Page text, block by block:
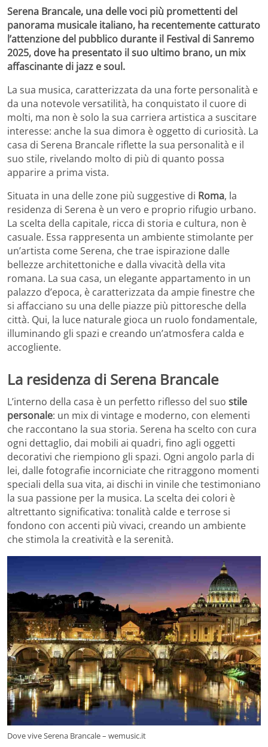
Serena Brancale, una delle voci più promettenti del
panorama musicale italiano, ha recentemente catturato
l’attenzione del pubblico durante il Festival di Sanremo
2025, dove ha presentato il suo ultimo brano, un mix
affascinante di jazz e soul.
La sua musica, caratterizzata da una forte personalità e
da una notevole versatilità, ha conquistato il cuore di
molti, ma non è solo la sua carriera artistica a suscitare
interesse: anche la sua dimora è oggetto di curiosità. La
casa di Serena Brancale riflette la sua personalità e il
suo stile, rivelando molto di più di quanto possa
apparire a prima vista.
Situata in una delle zone più suggestive di Roma, la
residenza di Serena è un vero e proprio rifugio urbano.
La scelta della capitale, ricca di storia e cultura, non è
casuale. Essa rappresenta un ambiente stimolante per
un’artista come Serena, che trae ispirazione dalle
bellezze architettoniche e dalla vivacità della vita
romana. La sua casa, un elegante appartamento in un
palazzo d’epoca, è caratterizzata da ampie finestre che
si affacciano su una delle piazze più pittoresche della
città. Qui, la luce naturale gioca un ruolo fondamentale,
illuminando gli spazi e creando un’atmosfera calda e
accogliente.
La residenza di Serena Brancale
L’interno della casa è un perfetto riflesso del suo stile
personale: un mix di vintage e moderno, con elementi
che raccontano la sua storia. Serena ha scelto con cura
ogni dettaglio, dai mobili ai quadri, fino agli oggetti
decorativi che riempiono gli spazi. Ogni angolo parla di
lei, dalle fotografie incorniciate che ritraggono momenti
speciali della sua vita, ai dischi in vinile che testimoniano
la sua passione per la musica. La scelta dei colori è
altrettanto significativa: tonalità calde e terrose si
fondono con accenti più vivaci, creando un ambiente
che stimola la creatività e la serenità.
Dove vive Serena Brancale – wemusic.it